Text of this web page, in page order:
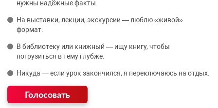
нужны надёжные факты.
На выставки, лекции, экскурсии — люблю «живой»
формат.
В библиотеку или книжный — ищу книгу, чтобы
погрузиться в тему глубже.
Никуда — если урок закончился, я переключаюсь на отдых.